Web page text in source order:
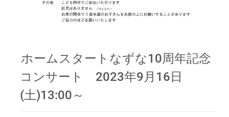
ホームスタートなずな10周年記念
コンサート 2023年9月16日
(土)13:00～